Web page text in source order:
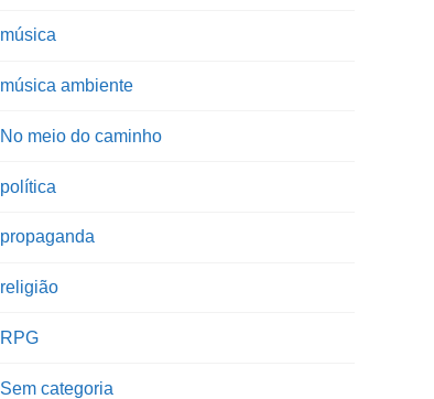
música
música ambiente
No meio do caminho
política
propaganda
religião
RPG
Sem categoria